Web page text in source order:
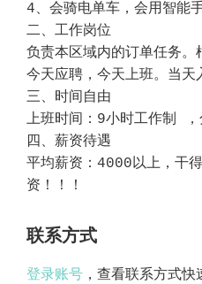
4、会骑电单车，会用智能
二、工作岗位
负责本区域内的订单任务
今天应聘，今天上班。当
三、时间自由
上班时间：9小时工作制 ，
四、薪资待遇
平均薪资：4000以上，干
资！！！
联系方式
登录账号 ，查看联系方式快